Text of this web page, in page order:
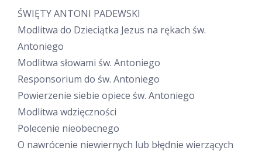
ŚWIĘTY ANTONI PADEWSKI
Modlitwa do Dzieciątka Jezus na rękach św.
Antoniego
Modlitwa słowami św. Antoniego
Responsorium do św. Antoniego
Powierzenie siebie opiece św. Antoniego
Modlitwa wdzięczności
Polecenie nieobecnego
O nawrócenie niewiernych lub błędnie wierzących